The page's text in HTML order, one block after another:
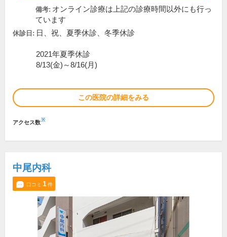
備考: オンライン診療は上記の診療時間以外にも行っ
ています
休診日: 日、祝、夏季休診、冬季休診
2021年夏季休診
8/13(金)～8/16(月)
この医院の詳細をみる
アクセス数※
中尾内科
口コミ 1件